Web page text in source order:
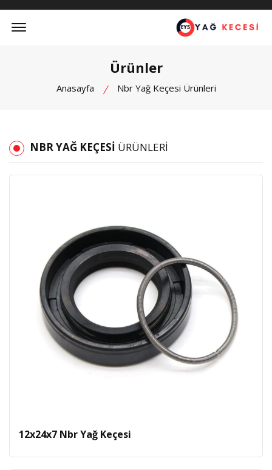
Ürünler
Anasayfa Nbr Yağ Keçesi Ürünleri
NBR YAĞ KEÇESI ÜRÜNLERI
12x24x7 Nbr Yağ Keçesi